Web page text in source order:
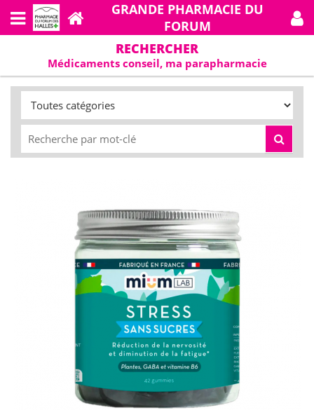
GRANDE PHARMACIE DU
FORUM
RECHERCHER
Médicaments conseil, ma parapharmacie